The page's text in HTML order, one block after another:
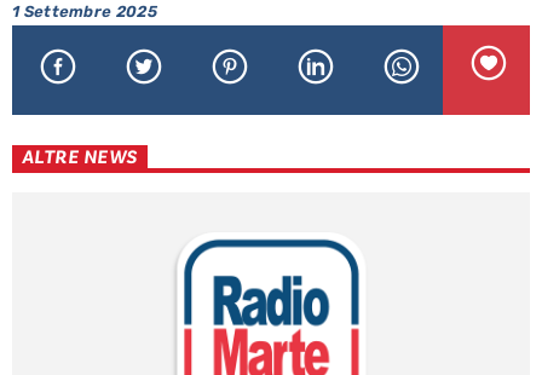
1 Settembre 2025
ALTRE NEWS